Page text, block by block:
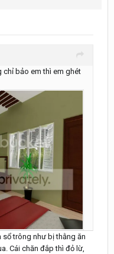
chỉ bảo em thì em ghét
sổ trông như bị thằng ăn
Cái chăn đắp thì đỏ lừ,